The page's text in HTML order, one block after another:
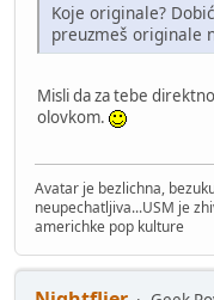
Koje originale?
preuzmeš originale
Misli da za tebe
olovkom.
Avatar je bezlichna,
neupechatljiva...USM je
americhke pop kulture